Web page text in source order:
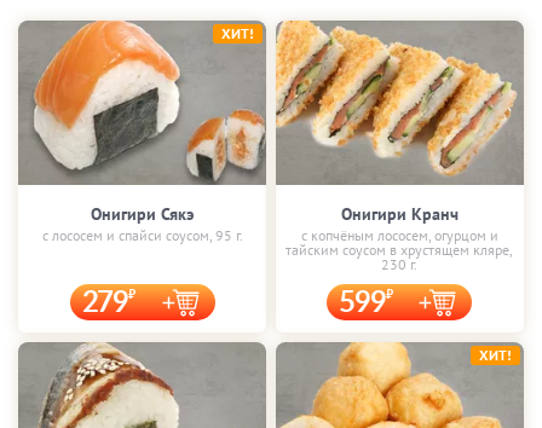
Онигири Сякэ
с лососем и спайси соусом, 95 г.
279
ХИТ!
Онигири Кранч
с копчёным лососем, огурцом и
тайским соусом в хрустящем кляре,
230 г.
599
ХИТ!